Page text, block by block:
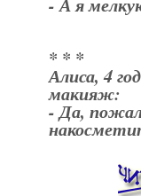
* * *
Алиса, 4
макияж:
- Да,